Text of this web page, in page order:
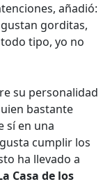
añadió:
gorditas,
tipo, yo no
su personalidad
bastante
sí en una
cumplir los
ha llevado a
Casa de los